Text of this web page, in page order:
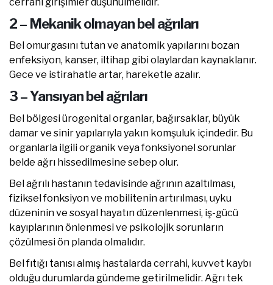
2 – Mekanik olmayan bel ağrıları
Bel omurgasını tutan ve anatomik yapılarını bozan
enfeksiyon, kanser, iltihap gibi olaylardan kaynaklanır.
Gece ve istirahatle artar, hareketle azalır.
3 – Yansıyan bel ağrıları
Bel bölgesi ürogenital organlar, bağırsaklar, büyük
damar ve sinir yapılarıyla yakın komşuluk içindedir. Bu
organlarla ilgili organik veya fonksiyonel sorunlar
belde ağrı hissedilmesine sebep olur.
Bel ağrılı hastanın tedavisinde ağrının azaltılması,
fiziksel fonksiyon ve mobilitenin artırılması, uyku
düzeninin ve sosyal hayatın düzenlenmesi, iş-gücü
kayıplarının önlenmesi ve psikolojik sorunların
çözülmesi ön planda olmalıdır.
Bel fıtığı tanısı almış hastalarda cerrahi, kuvvet kaybı
olduğu durumlarda gündeme getirilmelidir. Ağrı tek